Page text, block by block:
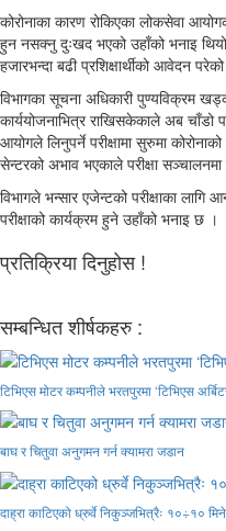
कोरोनाका कारण रोकिएका लोकसेवा
हुन नसक्नु दुःखद भएको उहाँको भनाइ
हजारभन्दा बढी प्रशिक्षार्थीको आवेदन
विभागका सूचना अधिकारी पुण्यविक्रम
कार्ययोजनाभित्र राखिसकेकाले अब चाँडो
आयोगले लिनुपर्ने परीक्षामा सुरुमा
सेन्टरको अभाव भएकाले परीक्षा
विभागले भन्सार एजेन्टको परीक्षाका
परीक्षाको कार्यक्रम हुने उहाँको भनाइ छ ।
प्रतिक्रिया दिनुहोस !
सम्बन्धित शीर्षकहरु :
टिभिएस मोटर कम्पनीले भरतपुरमा ‘टिभिएस
बाघ र चितुवा अनुगमन गर्न क्यामरा जडान
दाह्रा काटिएको ध्रुर्वे निकुञ्जभित्रैः १०÷१०